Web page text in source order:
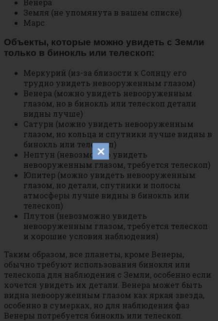
Венера
Земля (не упомянута в вашем списке)
Марс
Объекты, которые можно увидеть с Земли
только в бинокль или телескоп:
Меркурий (из-за близости к Солнцу его
трудно увидеть невооруженным глазом)
Венера (можно увидеть невооруженным
глазом, но в бинокль или телескоп детали
видны лучше)
Сатурн (можно увидеть невооруженным
глазом, но кольца и спутники лучше видны в
бинокль или телескоп)
Нептун (невозможно увидеть
невооруженным глазом, требуется телескоп)
Юпитер (можно увидеть невооруженным
глазом, но детали, спутники и полосы
атмосферы лучше видны в бинокль или
телескоп)
Плутон (невозможно увидеть
невооруженным глазом, требуется телескоп
и хорошие условия наблюдения)
Таким образом, все планеты, кроме Венеры,
обычно требуют использования бинокля или
телескопа для наблюдения с Земли, особенно если
хочется увидеть их детали. Венера может быть
видна невооруженным глазом как яркая звезда,
особенно в сумерках, но для наблюдения фаз
Венеры потребуется бинокль или телескоп.